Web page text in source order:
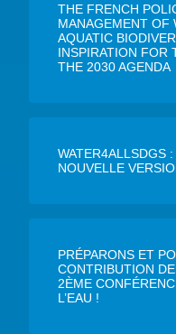
THE FRENCH
MANAGEMENT OF
AQUATIC
INSPIRATION FOR
THE 2030 AGENDA
WATER4ALLSDGS
NOUVELLE
PRÉPARONS ET
CONTRIBUTION
2ÈME
L’EAU !